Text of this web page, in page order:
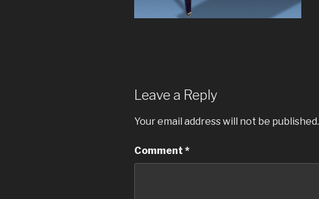
Leave a Reply
Your email address will not be published.
Comment *